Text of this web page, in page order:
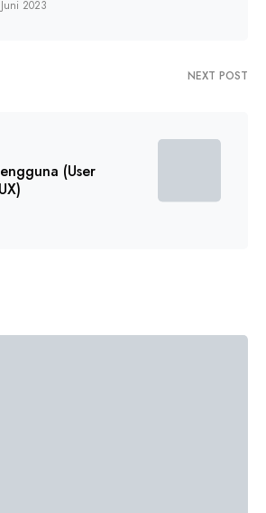
2023
NEXT POST
(User